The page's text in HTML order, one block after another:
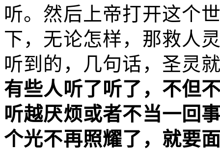
听。然后上帝打开这个
下，无论怎样，那救人
听到的，几句话，圣灵
有些人听了听了，不但
听越厌烦或者不当一回
个光不再照耀了，就要